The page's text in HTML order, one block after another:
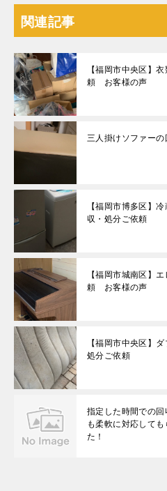
関連記事
【福岡市中央区】
頼 お客様の声
三人掛けソファー
【福岡市博多区】
収・処分ご依頼
【福岡市城南区】
頼 お客様の声
【福岡市中央区】
処分ご依頼
指定した時間での
も柔軟に対応して
た！